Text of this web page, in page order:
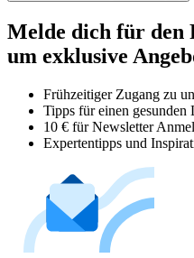
Melde dich für den
um exklusive
Frühzeitiger Zugang zu
Tipps für einen gesunden
10 € für Newsletter
Expertentipps und